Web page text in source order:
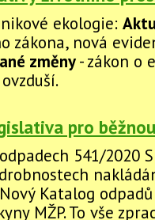
ekologie:
zákona, nová
změny - zákon o
pro
541/2020
Katalog odpadů
MŽP. To vše